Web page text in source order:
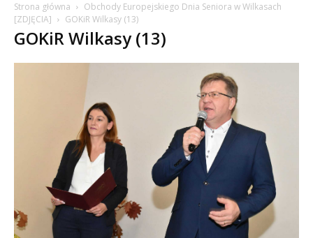
Strona główna
Obchody Europejskiego Dnia Seniora w Wilkasach
[ZDJĘCIA]
GOKiR Wilkasy (13)
GOKiR Wilkasy (13)